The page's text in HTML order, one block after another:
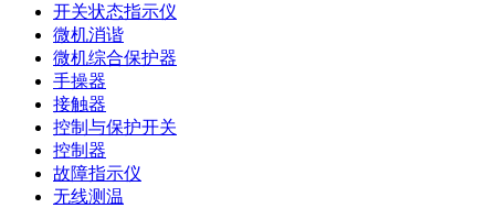
开关状态指示仪
微机消谐
微机综合保护器
手操器
接触器
控制与保护开关
控制器
故障指示仪
无线测温